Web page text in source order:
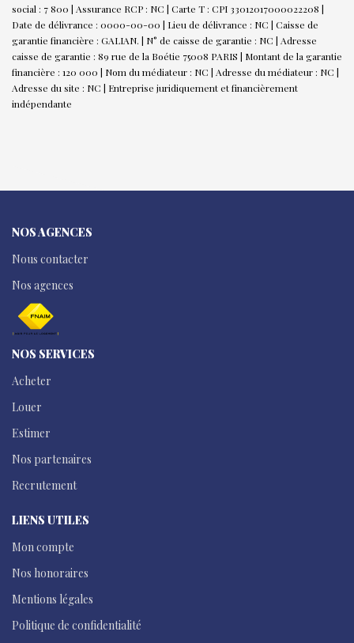
social : 7 800 | Assurance RCP : NC | Carte T : CPI 33012017000022208 |
Date de délivrance : 0000-00-00 | Lieu de délivrance : NC | Caisse de
garantie financière : GALIAN. | N° de caisse de garantie : NC | Adresse
caisse de garantie : 89 rue de la Boétie 75008 PARIS | Montant de la garantie
financière : 120 000 | Nom du médiateur : NC | Adresse du médiateur : NC |
Adresse du site : NC | Entreprise juridiquement et financièrement
indépendante
NOS AGENCES
Nous contacter
Nos agences
NOS SERVICES
Acheter
Louer
Estimer
Nos partenaires
Recrutement
LIENS UTILES
Mon compte
Nos honoraires
Mentions légales
Politique de confidentialité